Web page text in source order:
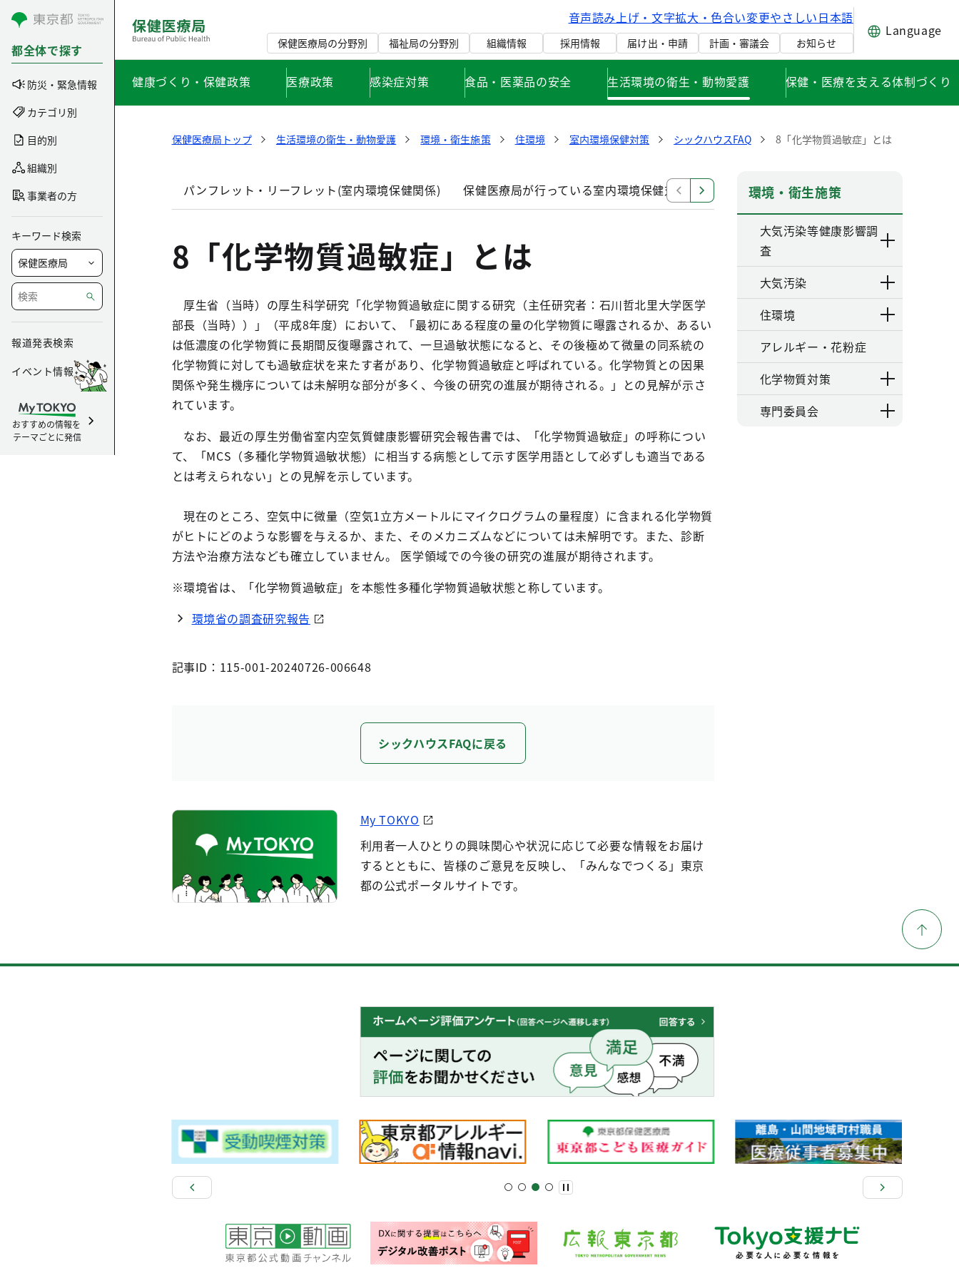
コンテンツにスキップ
都全体で探す
防災・緊急情報
カテゴリ別
目的別
組織別
事業者の方
キーワード検索
報道発表検索
イベント情報
おすすめの情報を
テーマごとに発信
音声読み上げ・文字拡大・色合い変更やさしい日本語
保健医療局の分野別 福祉局の分野別 組織情報 採用情報 届け出・申請 計画・審議会 お知らせ
Language
健康づくり・保健政策 医療政策 感染症対策 食品・医薬品の安全 生活環境の衛生・動物愛護 保健・医療を支える体制づくり
保健医療局トップ 生活環境の衛生・動物愛護 環境・衛生施策 住環境 室内環境保健対策 シックハウスFAQ 8「化学物質過敏症」とは
パンフレット・リーフレット(室内環境保健関係) 保健医療局が行っている室内環境保健対策について 健康・快適居住環境の指針
8「化学物質過敏症」とは
厚生省（当時）の厚生科学研究「化学物質過敏症に関する研究（主任研究者：石川哲北里大学医学
部長（当時））」（平成8年度）において、「最初にある程度の量の化学物質に曝露されるか、あるい
は低濃度の化学物質に長期間反復曝露されて、一旦過敏状態になると、その後極めて微量の同系統の
化学物質に対しても過敏症状を来たす者があり、化学物質過敏症と呼ばれている。化学物質との因果
関係や発生機序については未解明な部分が多く、今後の研究の進展が期待される。」との見解が示さ
れています。
なお、最近の厚生労働省室内空気質健康影響研究会報告書では、「化学物質過敏症」の呼称につい
て、「MCS（多種化学物質過敏状態）に相当する病態として示す医学用語として必ずしも適当である
とは考えられない」との見解を示しています。
現在のところ、空気中に微量（空気1立方メートルにマイクログラムの量程度）に含まれる化学物質
がヒトにどのような影響を与えるか、また、そのメカニズムなどについては未解明です。また、診断
方法や治療方法なども確立していません。 医学領域での今後の研究の進展が期待されます。
※環境省は、「化学物質過敏症」を本態性多種化学物質過敏状態と称しています。
環境省の調査研究報告
記事ID：115-001-20240726-006648
シックハウスFAQに戻る
My TOKYO
利用者一人ひとりの興味関心や状況に応じて必要な情報をお届け
するとともに、皆様のご意見を反映し、「みんなでつくる」東京
都の公式ポータルサイトです。
環境・衛生施策
大気汚染等健康影響調
査
大気汚染
住環境
アレルギー・花粉症
化学物質対策
専門委員会